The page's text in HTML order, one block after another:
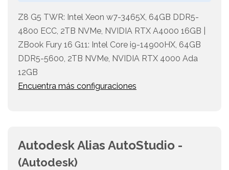
Z8 G5 TWR: Intel Xeon w7-3465X, 64GB DDR5-
4800 ECC, 2TB NVMe, NVIDIA RTX A4000 16GB |
ZBook Fury 16 G11: Intel Core i9-14900HX, 64GB
DDR5-5600, 2TB NVMe, NVIDIA RTX 4000 Ada
12GB
Encuentra más configuraciones
Autodesk Alias AutoStudio -
(Autodesk)